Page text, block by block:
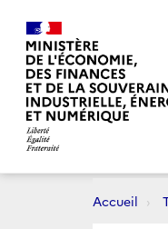
Accueil